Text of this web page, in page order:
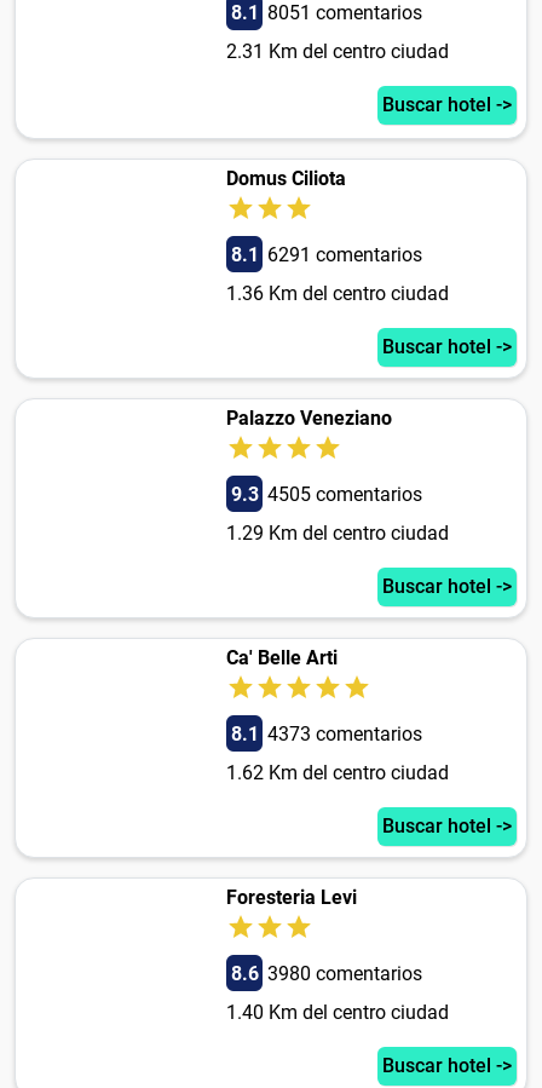
8.1 8051 comentarios
2.31 Km del centro ciudad
Buscar hotel ->
Domus Ciliota
8.1 6291 comentarios
1.36 Km del centro ciudad
Buscar hotel ->
Palazzo Veneziano
9.3 4505 comentarios
1.29 Km del centro ciudad
Buscar hotel ->
Ca' Belle Arti
8.1 4373 comentarios
1.62 Km del centro ciudad
Buscar hotel ->
Foresteria Levi
8.6 3980 comentarios
1.40 Km del centro ciudad
Buscar hotel ->